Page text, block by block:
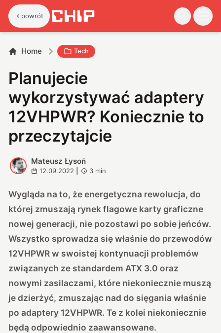
powrót
Home Tech
Planujecie
wykorzystywać adaptery
12VHPWR? Koniecznie to
przeczytajcie
M
Mateusz Łysoń
12.09.2022 3 min
Wygląda na to, że energetyczna rewolucja, do
której zmuszają rynek flagowe karty graficzne
nowej generacji, nie pozostawi po sobie jeńców.
Wszystko sprowadza się właśnie do przewodów
12VHPWR w swoistej kontynuacji problemów
związanych ze standardem ATX 3.0 oraz
nowymi zasilaczami, które niekoniecznie muszą
je dzierżyć, zmuszając nad do sięgania właśnie
po adaptery 12VHPWR. Te z kolei niekoniecznie
będą odpowiednio zaawansowane.